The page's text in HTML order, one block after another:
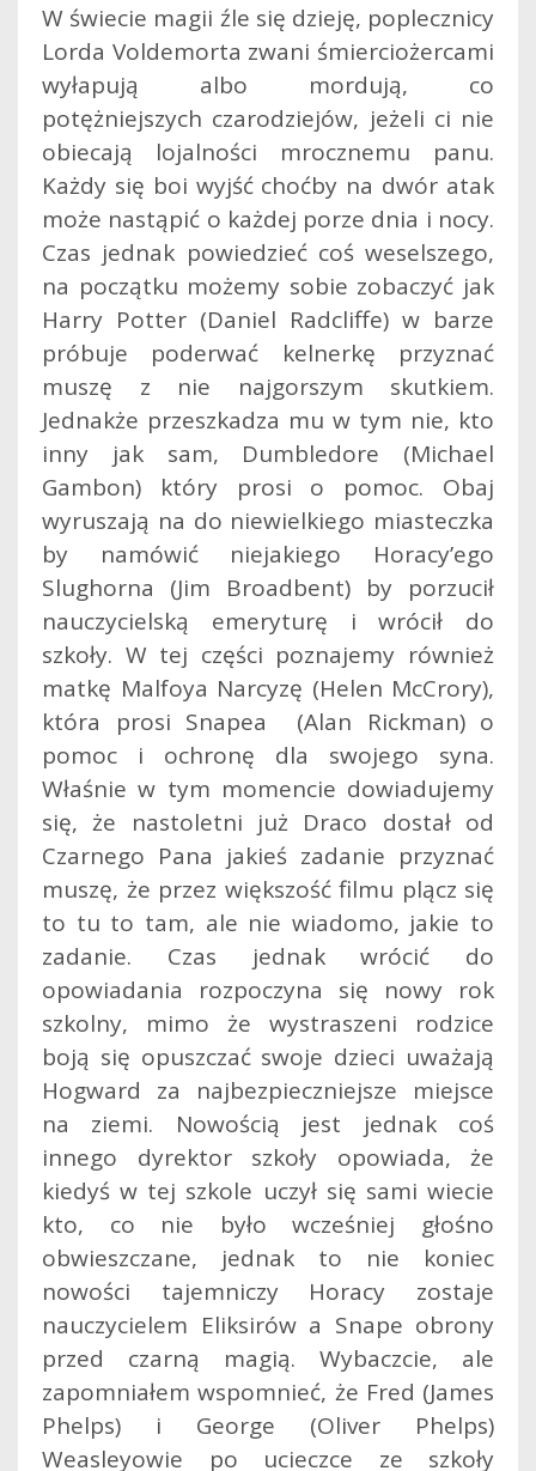
W świecie magii źle się dzieję, poplecznicy
Lorda Voldemorta zwani śmierciożercami
wyłapują albo mordują, co
potężniejszych czarodziejów, jeżeli ci nie
obiecają lojalności mrocznemu panu.
Każdy się boi wyjść choćby na dwór atak
może nastąpić o każdej porze dnia i nocy.
Czas jednak powiedzieć coś weselszego,
na początku możemy sobie zobaczyć jak
Harry Potter (Daniel Radcliffe) w barze
próbuje poderwać kelnerkę przyznać
muszę z nie najgorszym skutkiem.
Jednakże przeszkadza mu w tym nie, kto
inny jak sam, Dumbledore (Michael
Gambon) który prosi o pomoc. Obaj
wyruszają na do niewielkiego miasteczka
by namówić niejakiego Horacy’ego
Slughorna (Jim Broadbent) by porzucił
nauczycielską emeryturę i wrócił do
szkoły. W tej części poznajemy również
matkę Malfoya Narcyzę (Helen McCrory),
która prosi Snapea (Alan Rickman) o
pomoc i ochronę dla swojego syna.
Właśnie w tym momencie dowiadujemy
się, że nastoletni już Draco dostał od
Czarnego Pana jakieś zadanie przyznać
muszę, że przez większość filmu plącz się
to tu to tam, ale nie wiadomo, jakie to
zadanie. Czas jednak wrócić do
opowiadania rozpoczyna się nowy rok
szkolny, mimo że wystraszeni rodzice
boją się opuszczać swoje dzieci uważają
Hogward za najbezpieczniejsze miejsce
na ziemi. Nowością jest jednak coś
innego dyrektor szkoły opowiada, że
kiedyś w tej szkole uczył się sami wiecie
kto, co nie było wcześniej głośno
obwieszczane, jednak to nie koniec
nowości tajemniczy Horacy zostaje
nauczycielem Eliksirów a Snape obrony
przed czarną magią. Wybaczcie, ale
zapomniałem wspomnieć, że Fred (James
Phelps) i George (Oliver Phelps)
Weasleyowie po ucieczce ze szkoły